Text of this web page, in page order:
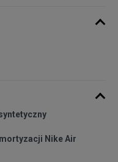
Powiadom o dostępności
Nike Air